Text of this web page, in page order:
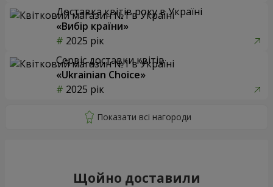
Доставка квітів року в Україні
«Вибір країни»
2025 рік
Сервіс доставки квітів
«Ukrainian Choice»
2025 рік
Щойно доставили